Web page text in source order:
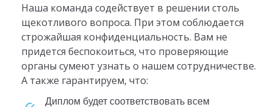
Наша команда содействует в решении столь
щекотливого вопроса. При этом соблюдается
строжайшая конфиденциальность. Вам не
придется беспокоиться, что проверяющие
органы сумеют узнать о нашем сотрудничестве.
А также гарантируем, что:
диплом будет соответствовать всем